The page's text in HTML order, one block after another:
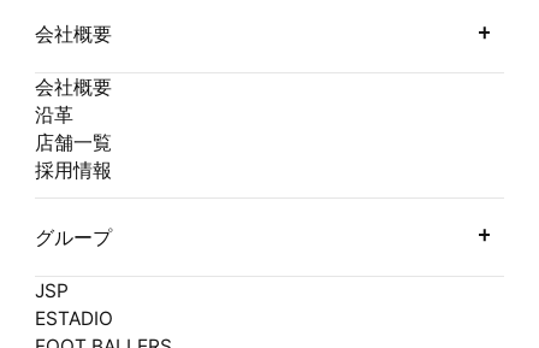
会社概要
会社概要
沿革
店舗一覧
採用情報
グループ
JSP
ESTADIO